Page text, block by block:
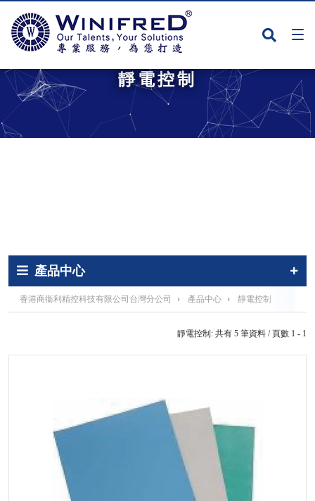
靜電控制
產品中心
香港商衞利精控科技有限公司台灣分公司 › 產品中心 › 靜電控制
靜電控制: 共有 5 筆資料 / 頁數 1 - 1